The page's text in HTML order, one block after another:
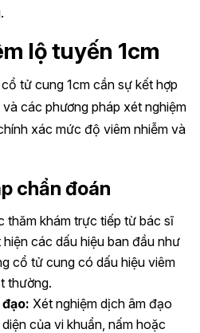
lộ tuyến 1cm
tử cung 1cm cần sự kết hợp
các phương pháp xét nghiệm
xác mức độ viêm nhiễm và
chẩn đoán
thăm khám trực tiếp từ bác sĩ
các dấu hiệu ban đầu như
cổ tử cung có dấu hiệu viêm
thường.
Xét nghiệm dịch âm đạo
của vi khuẩn, nấm hoặc